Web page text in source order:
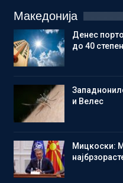
Македонија
Денес
до 40
и Велес
Мицкоски: